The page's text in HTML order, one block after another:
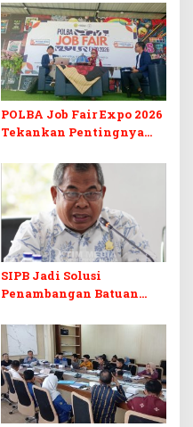
POLBA Job Fair Expo 2026
Tekankan Pentingnya
Digital
SIPB Jadi Solusi
Penambangan Batuan
di Sultra